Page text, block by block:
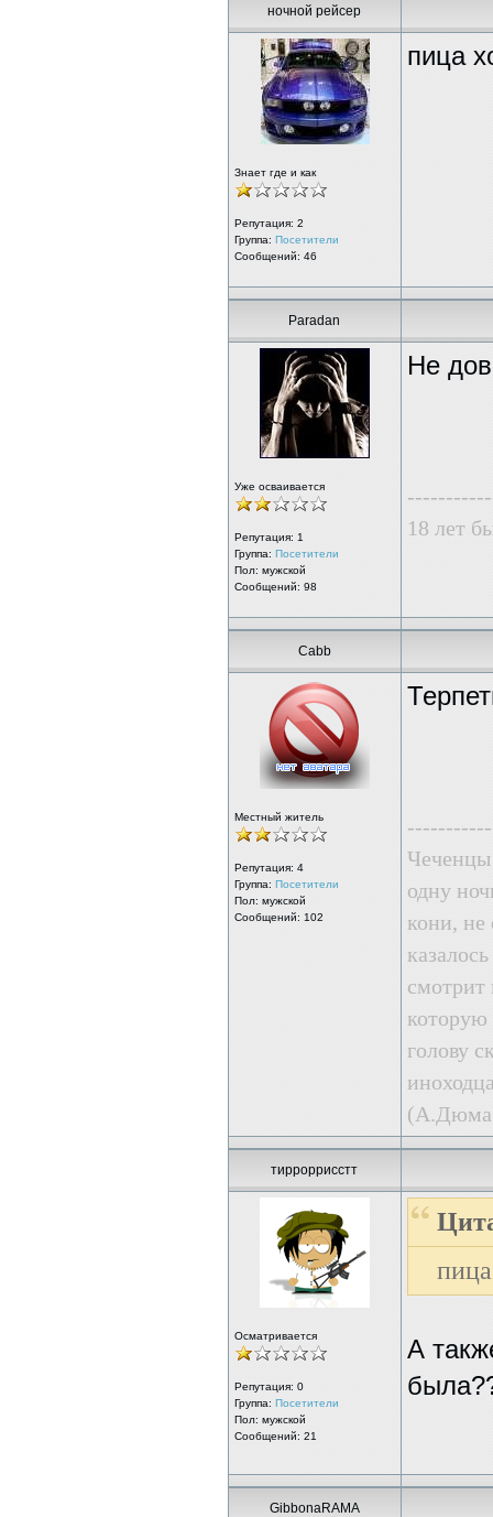
ночной рейсер
Знает где и как
Репутация: 2
Группа: Посетители
Сообщений: 46
пица
Paradan
Уже осваивается
Репутация: 1
Группа: Посетители
Пол: мужской
Сообщений: 98
Не
18 лет
Cabb
Местный житель
Репутация: 4
Группа: Посетители
Пол: мужской
Сообщений: 102
Чеченцы
одну
кони, не
смотрит
которую
голову
тирроррисстт
Осматривается
Репутация: 0
Группа: Посетители
Пол: мужской
Сообщений: 21
А
GibbonaRAMA